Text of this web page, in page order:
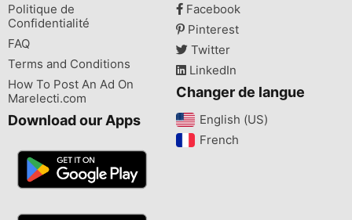
Politique de
Confidentialité
FAQ
Terms and Conditions
How To Post An Ad On
Marelecti.com
Download our Apps
Facebook
Pinterest
Twitter
LinkedIn
Changer de langue
English (US)‎
French‎